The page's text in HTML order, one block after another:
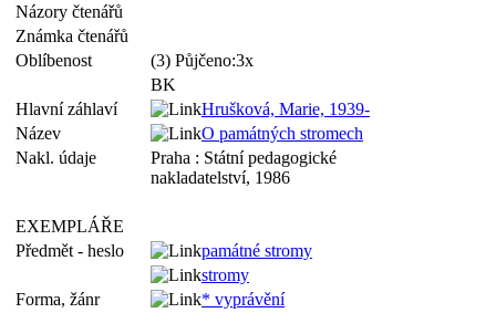
Názory čtenářů
Známka čtenářů
Oblíbenost
(3) Půjčeno:3x
BK
Hlavní záhlaví
Hrušková, Marie, 1939-
Název
O památných stromech
Nakl. údaje
Praha : Státní pedagogické
nakladatelství, 1986
EXEMPLÁŘE
Předmět - heslo
památné stromy
stromy
Forma, žánr
* vyprávění